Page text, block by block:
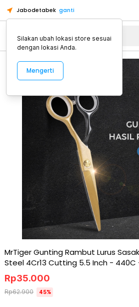
Jabodetabek ganti
Alat Kopi
MrTiger Gunting Rambut Lurus
Steel 4Cr13 Cutting 5.5 Inch - 440C
Rp35.000
Rp62.900 45%
Silakan ubah lokasi store sesuai
dengan lokasi Anda.
Mengerti